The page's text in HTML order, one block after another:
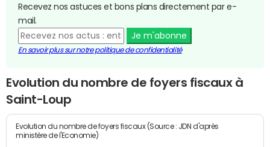
Recevez nos astuces et bons plans directement par e-
mail.
Je m'abonne
En savoir plus sur notre politique de confidentialité
Evolution du nombre de foyers fiscaux à
Saint-Loup
Evolution du nombre de foyers fiscaux (Source : JDN d'après
ministère de l'Economie)